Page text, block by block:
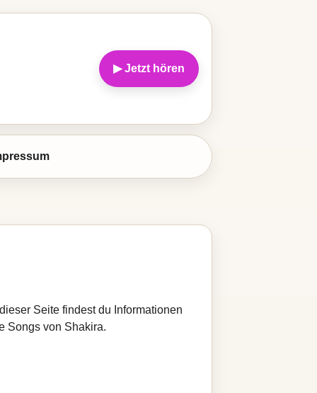
▶ Jetzt hören
Seite findest du Informationen
Songs von Shakira.